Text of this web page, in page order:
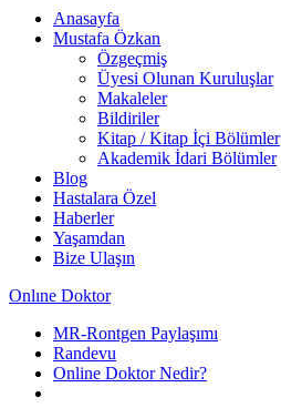
Anasayfa
Mustafa Özkan
Özgeçmiş
Üyesi Olunan Kuruluşlar
Makaleler
Bildiriler
Kitap / Kitap İçi Bölümler
Akademik İdari Bölümler
Blog
Hastalara Özel
Haberler
Yaşamdan
Bize Ulaşın
Onlıne Doktor
MR-Rontgen Paylaşımı
Randevu
Online Doktor Nedir?